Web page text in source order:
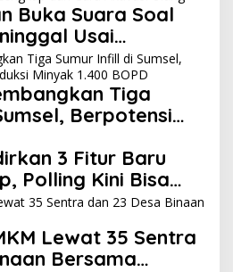
Buka Suara Soal
Usai
Tegaskan Peserta
Tiga
Berpotensi
Minyak 1.400
3 Fitur Baru
Polling Kini Bisa
hingga Buat Grup
Lewat 35 Sentra
Bersama